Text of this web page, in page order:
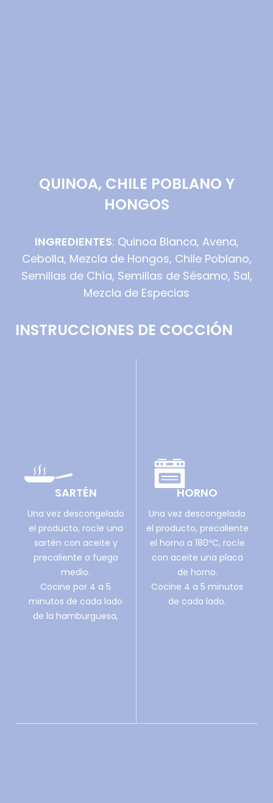
QUINOA, CHILE POBLANO Y
HONGOS
INGREDIENTES: Quinoa Blanca, Avena,
Cebolla, Mezcla de Hongos, Chile Poblano,
Semillas de Chía, Semillas de Sésamo, Sal,
Mezcla de Especias
INSTRUCCIONES DE COCCIÓN
SARTÉN
Una vez descongelado
el producto, rocíe una
sartén con aceite y
precaliente a fuego
medio.
Cocine por 4 a 5
minutos de cada lado
de la hamburguesa,
HORNO
Una vez descongelado
el producto, precaliente
el horno a 180ºC, rocíe
con aceite una placa
de horno.
Cocine 4 a 5 minutos
de cada lado.